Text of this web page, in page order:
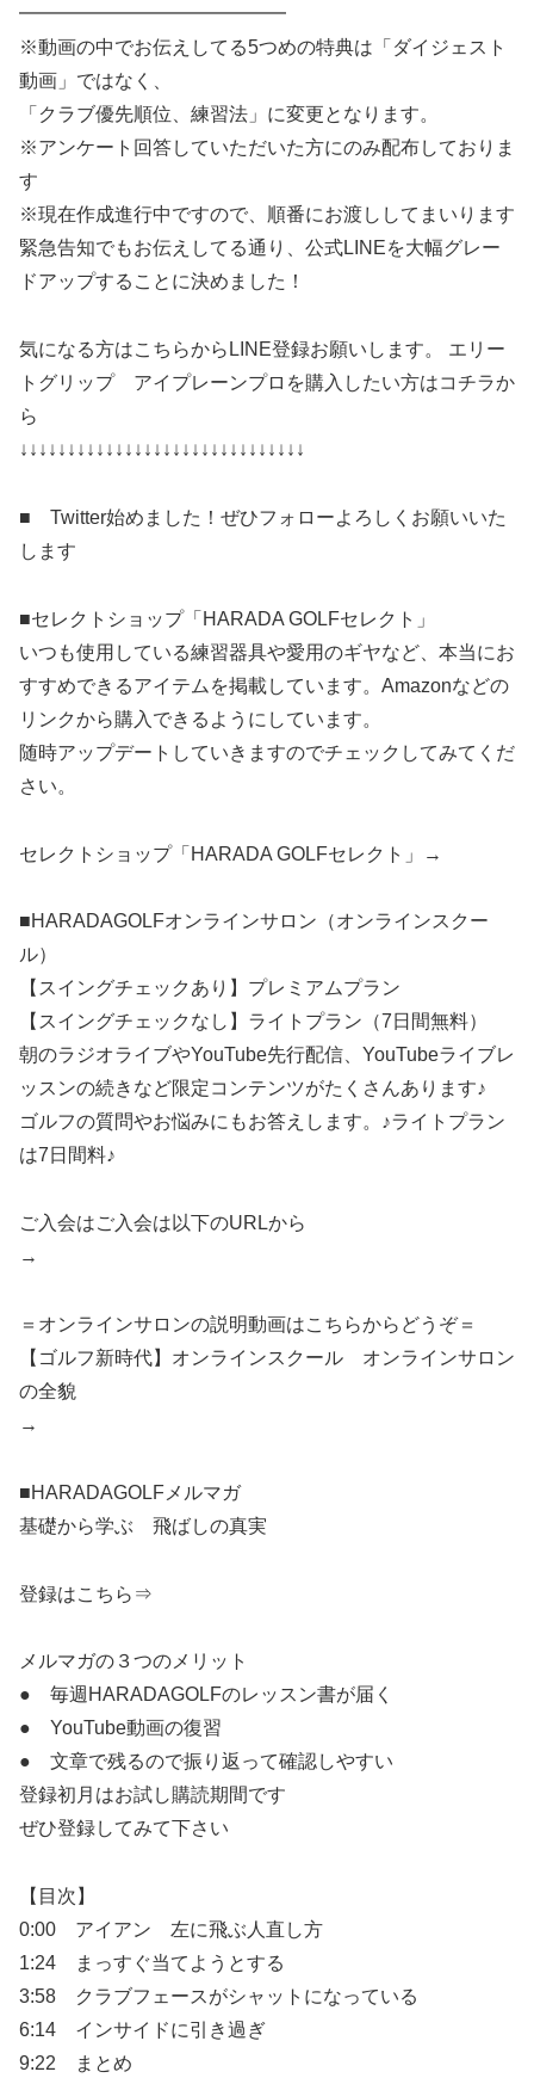
━━━━━━━━━━━━━━
※動画の中でお伝えしてる5つめの特典は「ダイジェスト
動画」ではなく、
「クラブ優先順位、練習法」に変更となります。
※アンケート回答していただいた方にのみ配布しておりま
す
※現在作成進行中ですので、順番にお渡ししてまいります
緊急告知でもお伝えしてる通り、公式LINEを大幅グレー
ドアップすることに決めました！
気になる方はこちらからLINE登録お願いします。 エリー
トグリップ アイプレーンプロを購入したい方はコチラか
ら
↓↓↓↓↓↓↓↓↓↓↓↓↓↓↓↓↓↓↓↓↓↓↓↓↓↓↓↓↓↓
■ Twitter始めました！ぜひフォローよろしくお願いいた
します
■セレクトショップ「HARADA GOLFセレクト」
いつも使用している練習器具や愛用のギヤなど、本当にお
すすめできるアイテムを掲載しています。Amazonなどの
リンクから購入できるようにしています。
随時アップデートしていきますのでチェックしてみてくだ
さい。
セレクトショップ「HARADA GOLFセレクト」→
■HARADAGOLFオンラインサロン（オンラインスクー
ル）
【スイングチェックあり】プレミアムプラン
【スイングチェックなし】ライトプラン（7日間無料）
朝のラジオライブやYouTube先行配信、YouTubeライブレ
ッスンの続きなど限定コンテンツがたくさんあります♪
ゴルフの質問やお悩みにもお答えします。♪ライトプラン
は7日間料♪
ご入会はご入会は以下のURLから
→
＝オンラインサロンの説明動画はこちらからどうぞ＝
【ゴルフ新時代】オンラインスクール オンラインサロン
の全貌
→
■HARADAGOLFメルマガ
基礎から学ぶ 飛ばしの真実
登録はこちら⇒
メルマガの３つのメリット
● 毎週HARADAGOLFのレッスン書が届く
● YouTube動画の復習
● 文章で残るので振り返って確認しやすい
登録初月はお試し購読期間です
ぜひ登録してみて下さい
【目次】
0:00 アイアン 左に飛ぶ人直し方
1:24 まっすぐ当てようとする
3:58 クラブフェースがシャットになっている
6:14 インサイドに引き過ぎ
9:22 まとめ